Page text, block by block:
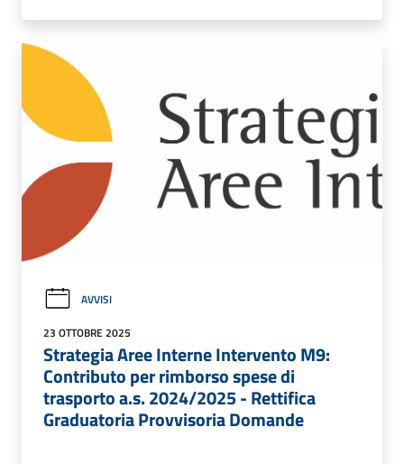
AVVISI
23 OTTOBRE 2025
Strategia Aree Interne Intervento M9:
Contributo per rimborso spese di
trasporto a.s. 2024/2025 - Rettifica
Graduatoria Provvisoria Domande